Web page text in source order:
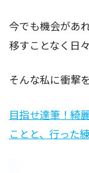
今でも機会があ
移すことなく日
そんな私に衝撃
目指せ達筆！綺
ことと、行った